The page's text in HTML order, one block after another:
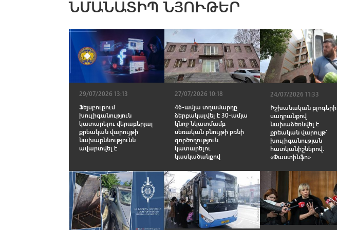
ՆՄԱՆԱՏԻՊ ՆՅՈՒԹԵՐ
29/07/2026 13:13
Ֆեյսբուքում
խnւլիգանություն
կատարելու վերաբերյալ
քրեական վարույթի
նախաքննությունն
ավարտվել է
27/07/2026 10:18
46-ամյա տղամարդը
ձերբակալվել է 30-ամյա
կնոջ նկատմամբ
սեռական բնույթի բռնի
գործողություն
կատարելու
կասկածանքով
24/07/2026 11:33
Իշխանական բլոգերի
սադրանքով
նախաձեռնվել է
քրեական վարույթ՝
խուլիգանության
հատկանիշներով․
«Փաստինֆո»